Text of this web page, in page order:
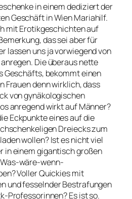
in einem dediziert der
Geschäft in Wien Mariahilf.
mit Erotikgeschichten auf
das sei aber für
lassen uns ja vorwiegend von
Die überaus nette
Geschäfts, bekommt einen
Frauen denn wirklich, dass
von gynäkologischen
anregend wirkt auf Männer?
Eckpunkte eines auf die
Dreiecks zum
wollen? Ist es nicht viel
in einem gigantisch großen
wäre-wenn-
Voller Quickies mit
und fesselnder Bestrafungen
Professorinnen? Es ist so.